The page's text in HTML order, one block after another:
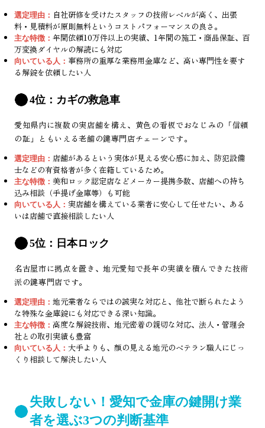
選定理由： 自社研修を受けたスタッフの技術レベルが高く、出張
料・見積料が原則無料というコストパフォーマンスの良さ。
主な特徴： 年間依頼10万件以上の実績、1年間の施工・商品保証、百
万変換ダイヤルの解読にも対応
向いている人： 事務所の重厚な業務用金庫など、高い専門性を要す
る解錠を依頼したい人
4位：カギの救急車
愛知県内に複数の実店舗を構え、黄色の看板でおなじみの「信頼
の証」ともいえる老舗の鍵専門店チェーンです。
選定理由： 店舗があるという実体が見える安心感に加え、防犯設備
士などの有資格者が多く在籍しているため。
主な特徴： 美和ロック認定店などメーカー提携多数、店舗への持ち
込み相談（手提げ金庫等）も可能
向いている人： 実店舗を構えている業者に安心して任せたい、ある
いは店舗で直接相談したい人
5位：日本ロック
名古屋市に拠点を置き、地元愛知で長年の実績を積んできた技術
派の鍵専門店です。
選定理由： 地元業者ならではの誠実な対応と、他社で断られたよう
な特殊な金庫錠にも対応できる深い知識。
主な特徴： 高度な解錠技術、地元密着の親切な対応、法人・管理会
社との取引実績も豊富
向いている人： 大手よりも、顔の見える地元のベテラン職人にじっ
くり相談して解決したい人
失敗しない！愛知で金庫の鍵開け業
者を選ぶ3つの判断基準